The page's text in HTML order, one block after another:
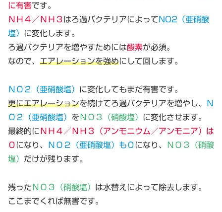
に有害です。
ＮＨ４／ＮＨ３ はろ過バクテリアによってNO2（亜硝酸
塩） に変化します。
ろ過バクテリアを増やすためには酸素が必須。
なので、 エアレーションを強めにして回します。
ＮＯ２（亜硝酸塩） に変化してもまだ有害です。
更にエアレーションを続けてろ過バクテリアを増やし、
Ｎ
Ｏ２（亜硝酸塩） を ＮＯ３（硝酸塩） に変化させます。
最終的に ＮＨ４／ＮＨ３（アンモニウム／アンモニア）は
０になり、 ＮＯ２（亜硝酸塩）も０になり、
ＮＯ３（硝酸
塩） だけが残ります。
残った ＮＯ３（硝酸塩） は水替えによって除去します。
ここまでくれば無害です。